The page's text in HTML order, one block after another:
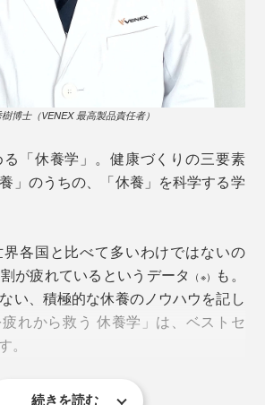
のは、スーッと爽やかなハーブの香
ようなアロマが広がり、刺激はマイ
っていません。
メチルスルホン※2）＞
ドドライ＋の半袖トップスとハーフパンツ
、デスク仕事で首・肩・腰がつらく
ッサージすると、スポットリカバリ
と軽くなるのを感じられると思いま
博士（VENEX 最高製品責任者）
「休養学」。健康づくりの三要素
」のうちの、「休養」を科学する学
各国と比べて多いわけではないの
が疲れているというデータ
（※）
も。
い、積極的な休養のノウハウを記し
れから救う 休養学」は、ベストセ
。
続きを読む